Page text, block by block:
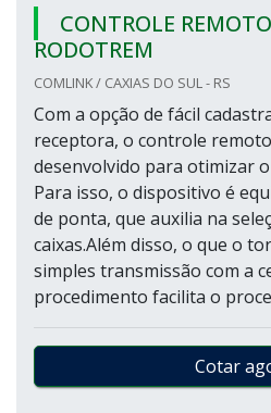
CONTROLE
RODOTREM
COMLINK / CAXIAS DO SUL - RS
Com a opção de fácil
receptora, o controle
desenvolvido para otimizar
Para isso, o dispositivo é
de ponta, que auxilia na
caixas.Além disso, o que o
simples transmissão com a
procedimento facilita o
Cotar